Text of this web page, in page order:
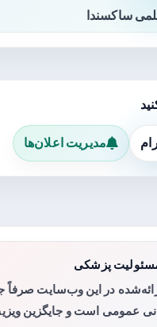
ساکسندا
مدیریت اعلان‌ها
پزشکی
در این وب‌سایت صرفاً
عمومی است و جایگزین